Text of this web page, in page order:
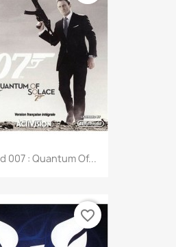
007 : Quantum Of...
favorite_border